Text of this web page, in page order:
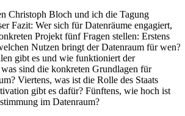
Christoph Bloch und ich die Tagung
Fazit: Wer sich für Datenräume engagiert,
Projekt fünf Fragen stellen: Erstens
Nutzen bringt der Datenraum für wen?
gibt es und wie funktioniert der
sind die konkreten Grundlagen für
Viertens, was ist die Rolle des Staats
gibt es dafür? Fünftens, wie hoch ist
im Datenraum?